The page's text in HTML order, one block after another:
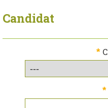
Candidat
*
*